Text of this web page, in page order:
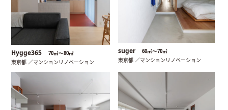
Hygge365 70㎡〜80㎡
東京都 ／マンションリノベーション
suger 60㎡〜70㎡
東京都 ／マンションリノベーション